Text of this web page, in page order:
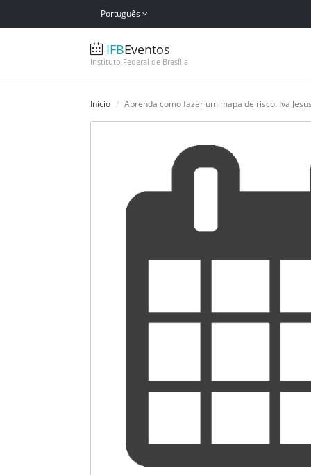
Português
IFBEventos
Instituto Federal de Brasília
Início Aprenda como fazer um mapa de risco. Iva